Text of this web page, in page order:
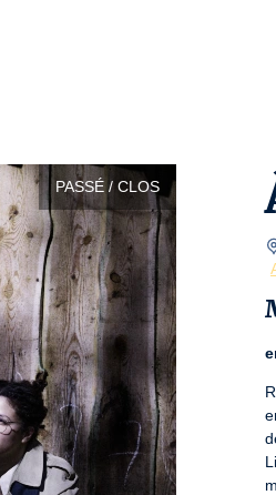
PASSÉ / CLOS